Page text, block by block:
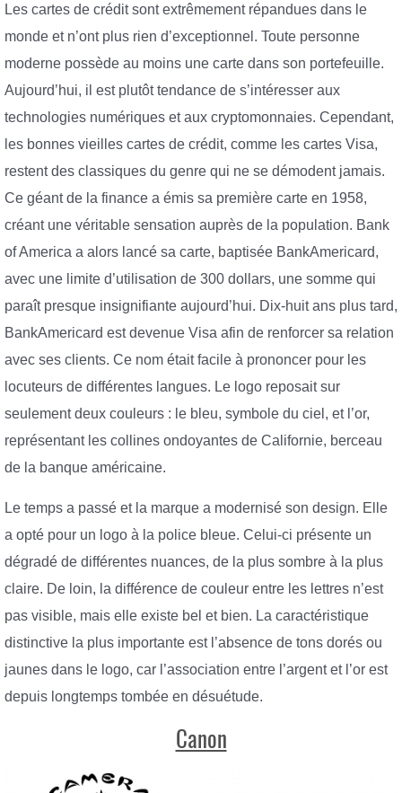
Les cartes de crédit sont extrêmement répandues dans le
monde et n’ont plus rien d’exceptionnel. Toute personne
moderne possède au moins une carte dans son portefeuille.
Aujourd’hui, il est plutôt tendance de s’intéresser aux
technologies numériques et aux cryptomonnaies. Cependant,
les bonnes vieilles cartes de crédit, comme les cartes Visa,
restent des classiques du genre qui ne se démodent jamais.
Ce géant de la finance a émis sa première carte en 1958,
créant une véritable sensation auprès de la population. Bank
of America a alors lancé sa carte, baptisée BankAmericard,
avec une limite d’utilisation de 300 dollars, une somme qui
paraît presque insignifiante aujourd’hui. Dix-huit ans plus tard,
BankAmericard est devenue Visa afin de renforcer sa relation
avec ses clients. Ce nom était facile à prononcer pour les
locuteurs de différentes langues. Le logo reposait sur
seulement deux couleurs : le bleu, symbole du ciel, et l’or,
représentant les collines ondoyantes de Californie, berceau
de la banque américaine.
Le temps a passé et la marque a modernisé son design. Elle
a opté pour un logo à la police bleue. Celui-ci présente un
dégradé de différentes nuances, de la plus sombre à la plus
claire. De loin, la différence de couleur entre les lettres n’est
pas visible, mais elle existe bel et bien. La caractéristique
distinctive la plus importante est l’absence de tons dorés ou
jaunes dans le logo, car l’association entre l’argent et l’or est
depuis longtemps tombée en désuétude.
Canon